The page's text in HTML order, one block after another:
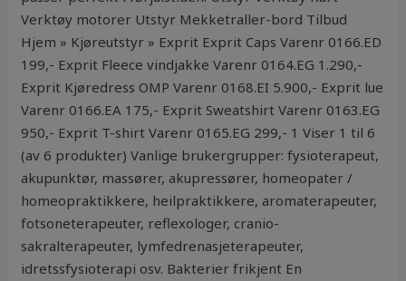
Verktøy motorer Utstyr Mekketraller-bord Tilbud
Hjem » Kjøreutstyr » Exprit Exprit Caps Varenr 0166.ED
199,- Exprit Fleece vindjakke Varenr 0164.EG 1.290,-
Exprit Kjøredress OMP Varenr 0168.EI 5.900,- Exprit lue
Varenr 0166.EA 175,- Exprit Sweatshirt Varenr 0163.EG
950,- Exprit T-shirt Varenr 0165.EG 299,- 1 Viser 1 til 6
(av 6 produkter) Vanlige brukergrupper: fysioterapeut,
akupunktør, massører, akupressører, homeopater /
homeopraktikkere, heilpraktikkere, aromaterapeuter,
fotsoneterapeuter, reflexologer, cranio-
sakralterapeuter, lymfedrenasjeterapeuter,
idretssfysioterapi osv. Bakterier frikjent En